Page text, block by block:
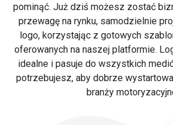
pominąć. Już dziś możesz zostać
przewagę na rynku, samodzielnie
logo, korzystając z gotowych
oferowanych na naszej platformie.
idealne i pasuje do wszystkich
potrzebujesz, aby dobrze
branży